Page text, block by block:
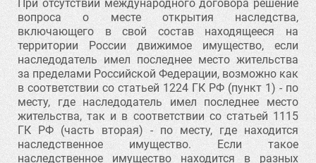
При отсутствии международного договора решение
вопроса о месте открытия наследства,
включающего в свой состав находящееся на
территории России движимое имущество, если
наследодатель имел последнее место жительства
за пределами Российской Федерации, возможно как
в соответствии со статьей 1224 ГК РФ (пункт 1) - по
месту, где наследодатель имел последнее место
жительства, так и в соответствии со статьей 1115
ГК РФ (часть вторая) - по месту, где находится
наследственное имущество. Если такое
наследственное имущество находится в разных